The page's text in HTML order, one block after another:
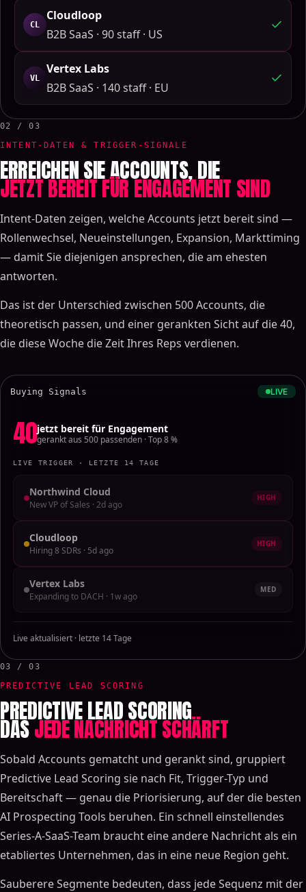
CL
Cloudloop
B2B SaaS · 90 staff · US
VL
Vertex Labs
B2B SaaS · 140 staff · EU
Buying Signals LIVE
40jetzt bereit für Engagement
gerankt aus 500 passenden · Top 8 %
LIVE TRIGGER · LETZTE 14 TAGE
Northwind Cloud
New VP of Sales · 2d ago
HIGH
Cloudloop
Hiring 8 SDRs · 5d ago
HIGH
Vertex Labs
Expanding to DACH · 1w ago
MED
Live aktualisiert · letzte 14 Tage
02 / 03
INTENT-DATEN & TRIGGER-SIGNALE
ERREICHEN SIE ACCOUNTS, DIE
JETZT BEREIT FÜR ENGAGEMENT SIND
Intent-Daten zeigen, welche Accounts jetzt bereit sind —
Rollenwechsel, Neueinstellungen, Expansion, Markttiming
— damit Sie diejenigen ansprechen, die am ehesten
antworten.
Das ist der Unterschied zwischen 500 Accounts, die
theoretisch passen, und einer gerankten Sicht auf die 40,
die diese Woche die Zeit Ihres Reps verdienen.
03 / 03
PREDICTIVE LEAD SCORING
PREDICTIVE LEAD SCORING
DASJEDE NACHRICHT SCHÄRFT
Sobald Accounts gematcht und gerankt sind, gruppiert
Predictive Lead Scoring sie nach Fit, Trigger-Typ und
Bereitschaft — genau die Priorisierung, auf der die besten
AI Prospecting Tools beruhen. Ein schnell einstellendes
Series-A-SaaS-Team braucht eine andere Nachricht als ein
etabliertes Unternehmen, das in eine neue Region geht.
Sauberere Segmente bedeuten, dass jede Sequenz mit der